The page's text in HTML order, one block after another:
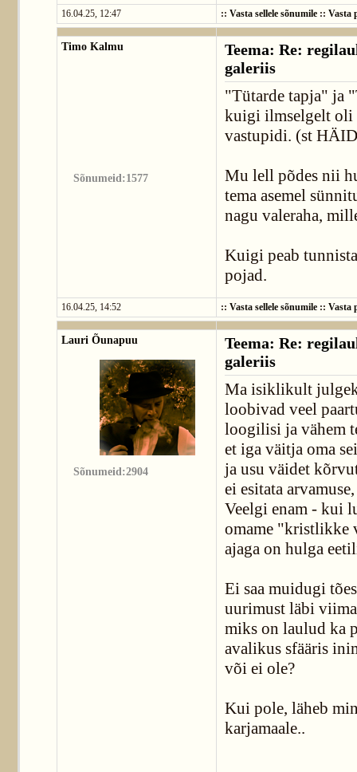
16.04.25, 12:47 :: Vasta sellele sõnumile:: Vasta
Timo Kalmu
Sõnumeid:1577
Teema: Re:
galeriis
"Tütarde tapja" ja
kuigi ilmselgelt oli
vastupidi. (st
Mu lell põdes nii
tema asemel
nagu valeraha,
Kuigi peab
pojad.
16.04.25, 14:52 :: Vasta sellele sõnumile:: Vasta
Lauri Õunapuu
Sõnumeid:2904
Teema: Re:
galeriis
Ma isiklikult
loobivad veel
loogilisi ja vähem
et iga väitja oma
ja usu väidet
ei esitata
Veelgi enam - kui
omame "kristlikke
ajaga on hulga
Ei saa muidugi
uurimust läbi
miks on laulud ka
avalikus sfääris
või ei ole?
Kui pole, läheb
karjamaale..